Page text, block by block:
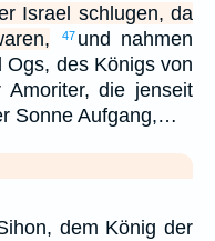
Israel schlugen, da
47 und nahmen
des Königs von
die jenseit
Sonne Aufgang,…
dem König der